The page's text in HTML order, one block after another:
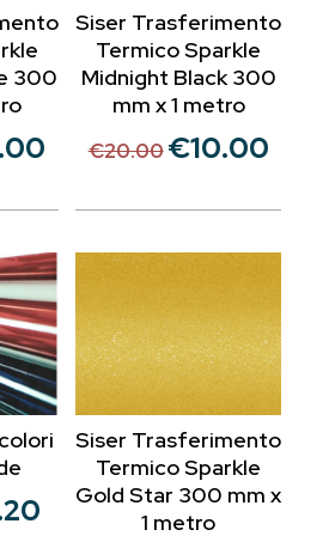
300
attuale
€10.00.
Siser Trasferimento
Termico Sparkle
Midnight Black 300
mm x 1 metro
€20.00 Il
originale
€20.00.
€10.00Il
attuale
Siser Trasferimento
Termico Sparkle
Gold Star 300 mm x
1 metro